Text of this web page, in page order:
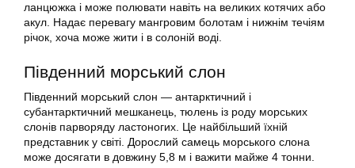
ланцюжка і може полювати навіть на великих котячих або
акул. Надає перевагу мангровим болотам і нижнім течіям
річок, хоча може жити і в солоній воді.
Південний морський слон
Південний морський слон — антарктичний і
субантарктичний мешканець, тюлень із роду морських
слонів парворяду ластоногих. Це найбільший їхній
представник у світі. Дорослий самець морського слона
може досягати в довжину 5,8 м і важити майже 4 тонни.